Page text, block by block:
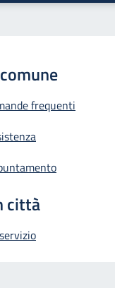
frequenti
città